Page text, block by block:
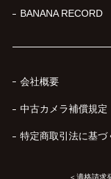
BANANA RECORD
会社概要
中古カメラ補償規定
特定商取引法に基づ
＜適格請求